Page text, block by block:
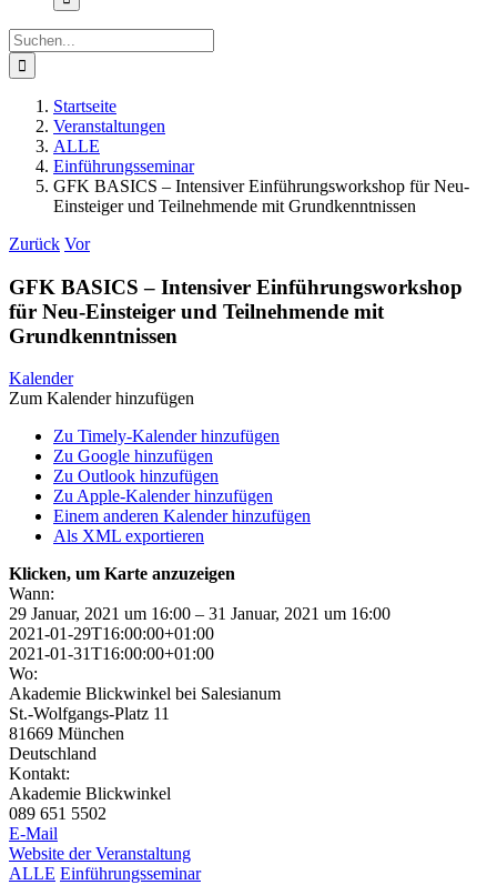
Suche
nach:
Startseite
Veranstaltungen
ALLE
Einführungsseminar
GFK BASICS – Intensiver Einführungsworkshop für Neu-
Einsteiger und Teilnehmende mit Grundkenntnissen
Zurück Vor
GFK BASICS – Intensiver Einführungsworkshop
für Neu-Einsteiger und Teilnehmende mit
Grundkenntnissen
Kalender
Zum Kalender hinzufügen
Zu Timely-Kalender hinzufügen
Zu Google hinzufügen
Zu Outlook hinzufügen
Zu Apple-Kalender hinzufügen
Einem anderen Kalender hinzufügen
Als XML exportieren
Klicken, um Karte anzuzeigen
Wann:
29 Januar, 2021 um 16:00 – 31 Januar, 2021 um 16:00
2021-01-29T16:00:00+01:00
2021-01-31T16:00:00+01:00
Wo:
Akademie Blickwinkel bei Salesianum
St.-Wolfgangs-Platz 11
81669 München
Deutschland
Kontakt:
Akademie Blickwinkel
089 651 5502
E-Mail
Website der Veranstaltung
ALLE Einführungsseminar